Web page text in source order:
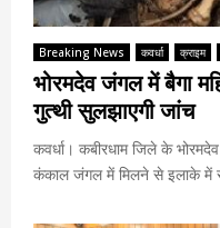
Breaking News कवर्धा क्राइम
भोरमदेव जंगल में बैगा
गुत्थी सुलझाएगी जांच
कवर्धा। कबीरधाम जिले के
कंकाल जंगल में मिलने से इलाके में